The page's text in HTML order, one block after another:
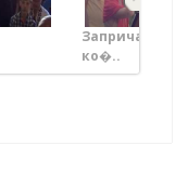
Запричастный
ко�..